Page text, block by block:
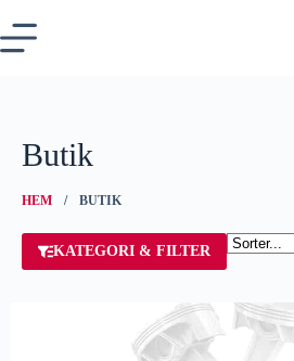
Butik
HEM / BUTIK
KATEGORI & FILTER